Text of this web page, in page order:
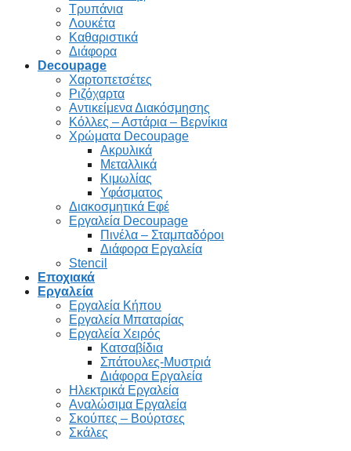
Τρυπάνια
Λουκέτα
Καθαριστικά
Διάφορα
Decoupage
Χαρτοπετσέτες
Ριζόχαρτα
Αντικείμενα Διακόσμησης
Κόλλες – Αστάρια – Βερνίκια
Χρώματα Decoupage
Ακρυλικά
Μεταλλικά
Κιμωλίας
Υφάσματος
Διακοσμητικά Εφέ
Εργαλεία Decoupage
Πινέλα – Σταμπαδόροι
Διάφορα Εργαλεία
Stencil
Εποχιακά
Εργαλεία
Εργαλεία Κήπου
Εργαλεία Μπαταρίας
Εργαλεία Χειρός
Κατσαβίδια
Σπάτουλες-Μυστριά
Διάφορα Εργαλεία
Ηλεκτρικά Εργαλεία
Αναλώσιμα Εργαλεία
Σκούπες – Βούρτσες
Σκάλες